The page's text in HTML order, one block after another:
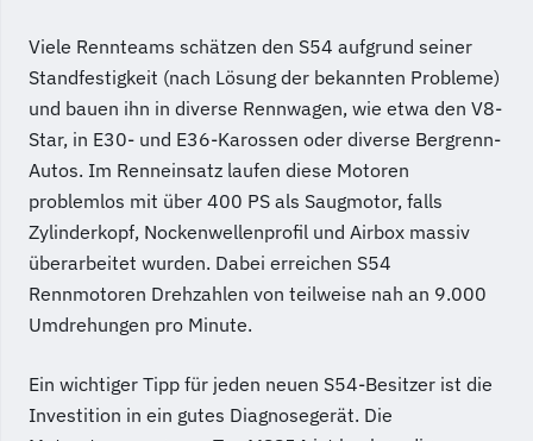
Viele Rennteams schätzen den S54 aufgrund seiner
Standfestigkeit (nach Lösung der bekannten Probleme)
und bauen ihn in diverse Rennwagen, wie etwa den V8-
Star, in E30- und E36-Karossen oder diverse Bergrenn-
Autos. Im Renneinsatz laufen diese Motoren
problemlos mit über 400 PS als Saugmotor, falls
Zylinderkopf, Nockenwellenprofil und Airbox massiv
überarbeitet wurden. Dabei erreichen S54
Rennmotoren Drehzahlen von teilweise nah an 9.000
Umdrehungen pro Minute.
Ein wichtiger Tipp für jeden neuen S54-Besitzer ist die
Investition in ein gutes Diagnosegerät. Die